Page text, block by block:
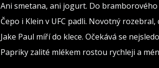
Ani smetana, ani jogurt. Do
Čepo i Klein v UFC padli. Novotný
Jake Paul míří do klece. Očekává se
Papriky zalité mlékem rostou rychleji a